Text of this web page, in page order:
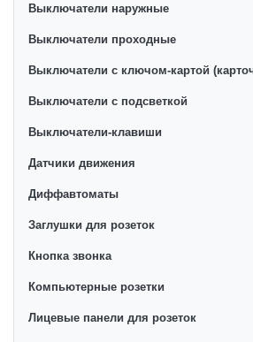
Выключатели наружные
Выключатели проходные
Выключатели с ключом-картой
Выключатели с подсветкой
Выключатели-клавиши
Датчики движения
Диффавтоматы
Заглушки для розеток
Кнопка звонка
Компьютерные розетки
Лицевые панели для розеток